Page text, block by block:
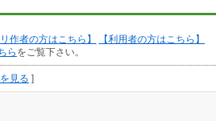
作者の方はこちら】
【利用者の方はこちら】
ら をご覧下さい。
見る ]